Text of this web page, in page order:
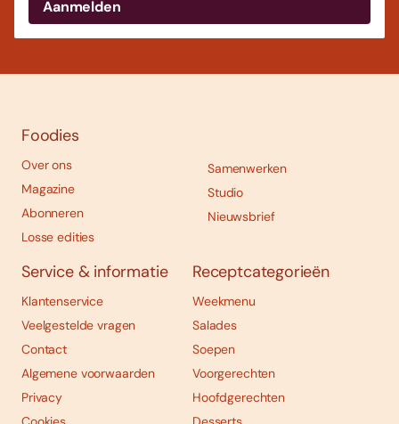
Foodies
Over ons
Magazine
Abonneren
Losse edities
Samenwerken
Studio
Nieuwsbrief
Service & informatie
Klantenservice
Veelgestelde vragen
Contact
Algemene voorwaarden
Privacy
Receptcategorieën
Weekmenu
Salades
Soepen
Voorgerechten
Hoofdgerechten